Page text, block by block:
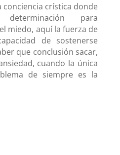
conciencia crística donde
para
miedo, aquí la fuerza de
de sostenerse
que conclusión sacar,
cuando la única
de siempre es la